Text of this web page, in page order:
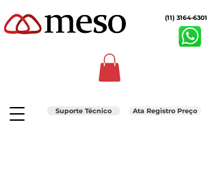
(11) 3164-6301
Suporte Técnico Ata Registro Preço